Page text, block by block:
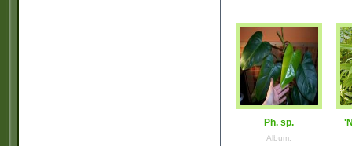
Ph. sp.
Album: